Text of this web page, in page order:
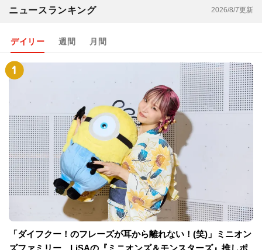
ニュースランキング 2026/8/7更新
デイリー 週間 月間
「ダイフクー！のフレーズが耳から離れない！(笑)」ミニオン
ズファミリー、LiSAの『ミニオンズ＆モンスターズ』推しポ